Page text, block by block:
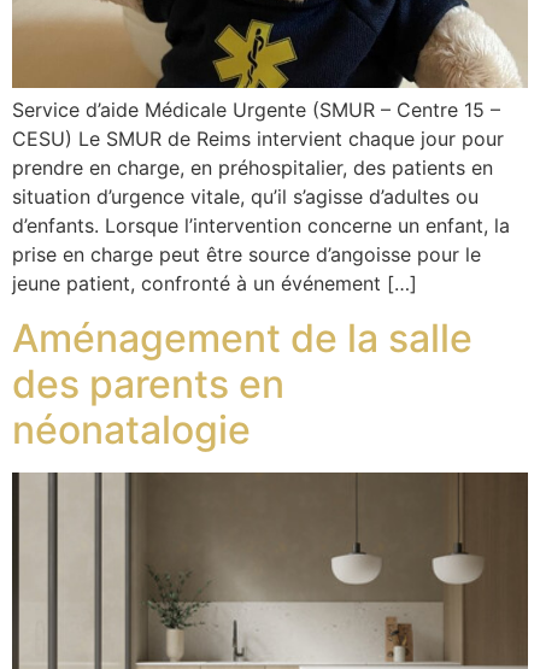
Service d’aide Médicale Urgente (SMUR – Centre 15 –
CESU) Le SMUR de Reims intervient chaque jour pour
prendre en charge, en préhospitalier, des patients en
situation d’urgence vitale, qu’il s’agisse d’adultes ou
d’enfants. Lorsque l’intervention concerne un enfant, la
prise en charge peut être source d’angoisse pour le
jeune patient, confronté à un événement […]
Aménagement de la salle
des parents en
néonatalogie